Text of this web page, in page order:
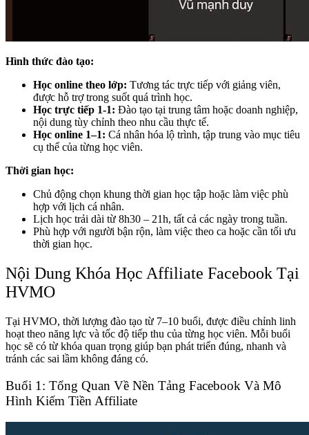
Hình thức đào tạo:
Học online theo lớp: Tương tác trực tiếp với giảng viên,
được hỗ trợ trong suốt quá trình học.
Học trực tiếp 1-1: Đào tạo tại trung tâm hoặc doanh nghiệp,
nội dung tùy chỉnh theo nhu cầu thực tế.
Học online 1–1: Cá nhân hóa lộ trình, tập trung vào mục tiêu
cụ thể của từng học viên.
Thời gian học:
Chủ động chọn khung thời gian học tập hoặc làm việc phù
hợp với lịch cá nhân.
Lịch học trải dài từ 8h30 – 21h, tất cả các ngày trong tuần.
Phù hợp với người bận rộn, làm việc theo ca hoặc cần tối ưu
thời gian học.
Nội Dung Khóa Học Affiliate Facebook Tại
HVMO
Tại HVMO, thời lượng đào tạo từ 7–10 buổi, được điều chỉnh linh
hoạt theo năng lực và tốc độ tiếp thu của từng học viên. Mỗi buổi
học sẽ có từ khóa quan trọng giúp bạn phát triển đúng, nhanh và
tránh các sai lầm không đáng có.
Buổi 1: Tổng Quan Về Nền Tảng Facebook Và Mô
Hình Kiếm Tiền Affiliate